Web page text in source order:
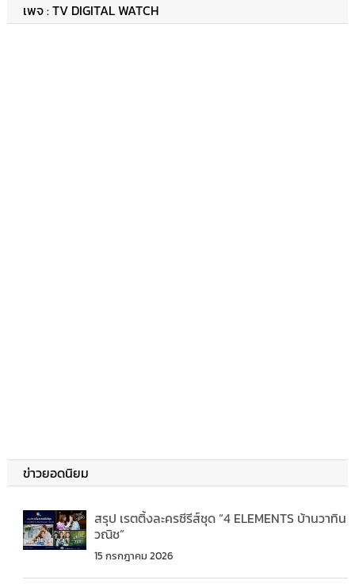
เพจ : TV DIGITAL WATCH
ข่าวยอดนิยม
สรุป เรตติ้งละครซีรีส์ชุด “4 ELEMENTS บ้านวาทิน
วณิช”
15 กรกฎาคม 2026